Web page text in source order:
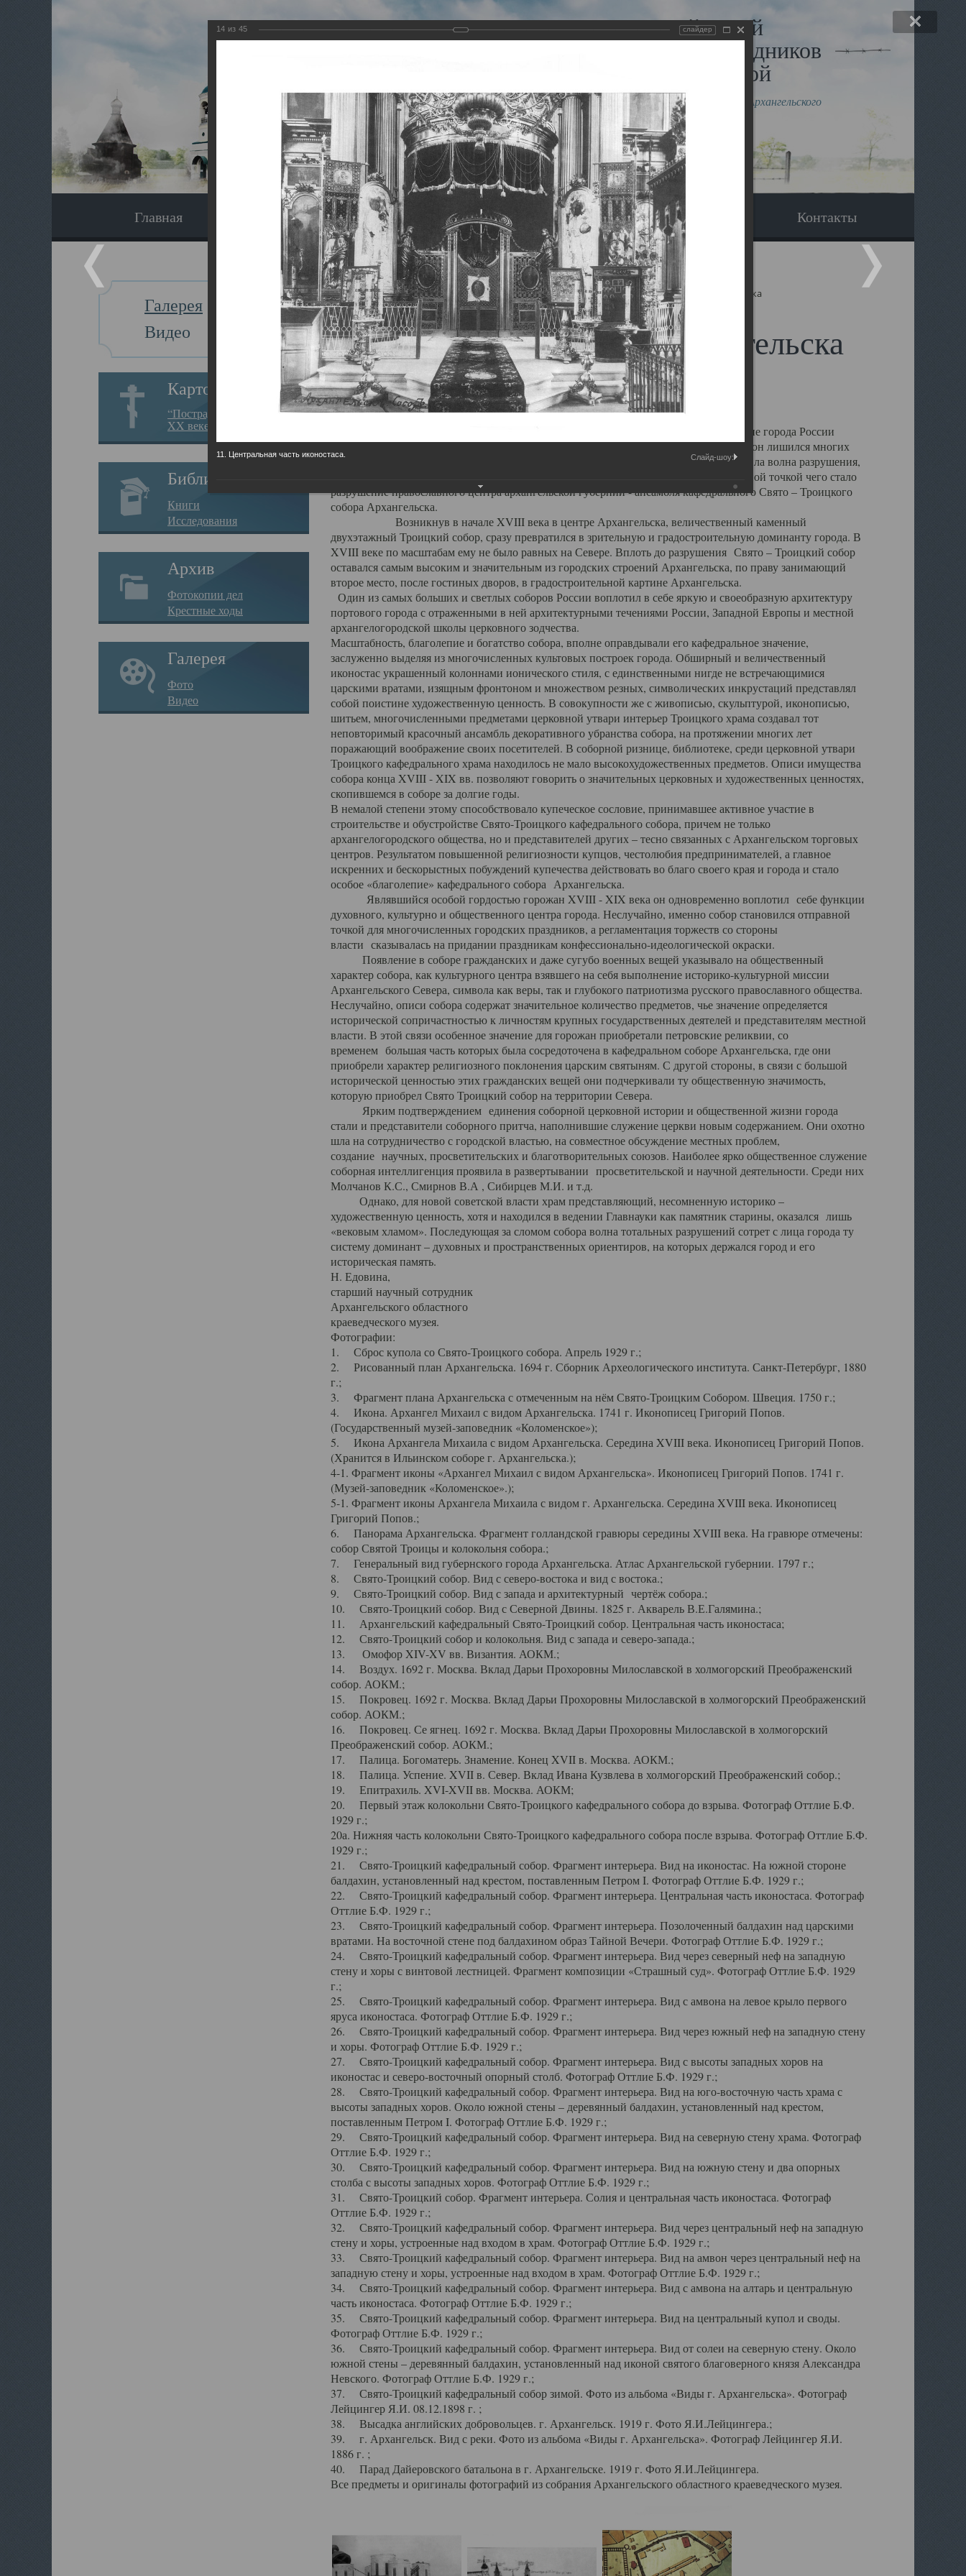
Виртуальный музей
Новомучеников и исповедников
Земли Архангельской
Сайт создан по благословлению митрополита Архангельского
и Холмогорского Даниила
Главная Экскурсия Наследники Галерея Вопрос-ответ Контакты
Галерея
Видео
Картотека
“Пострадавшие за веру в
XX веке на Севере”
Библиотека
Книги
Исследования
Архив
Фотокопии дел
Крестные ходы
Галерея
Фото
Видео
Главная Галерея Храмы-мученики Архангельска Свято-Троицкий собор Архангельска
Свято-Троицкий собор Архангельска
Свято-Троицкий собор Архангельска
23.12.2015
Сегодня мы можем говорить, что Архангельск в большей мере, чем другие губернские города России
пострадал от целенаправленных систематических разрушений, в результате которых он лишился многих
выдающихся памятников архитектуры. Больше всего по старому Архангельску ударила волна разрушения,
вызванная борьбой с религией, набравшая особую силу в конце 20 –х годов. Отправной точкой чего стало
разрушение православного центра архангельской губернии - ансамбля кафедрального Свято – Троицкого
собора Архангельска.
Возникнув в начале XVIII века в центре Архангельска, величественный каменный
двухэтажный Троицкий собор, сразу превратился в зрительную и градостроительную доминанту города. В
XVIII веке по масштабам ему не было равных на Севере. Вплоть до разрушения Свято – Троицкий собор
оставался самым высоким и значительным из городских строений Архангельска, по праву занимающий
второе место, после гостиных дворов, в градостроительной картине Архангельска.
Один из самых больших и светлых соборов России воплотил в себе яркую и своеобразную архитектуру
портового города с отраженными в ней архитектурными течениями России, Западной Европы и местной
архангелогородской школы церковного зодчества.
Масштабность, благолепие и богатство собора, вполне оправдывали его кафедральное значение,
заслуженно выделяя из многочисленных культовых построек города. Обширный и величественный
иконостас украшенный колоннами ионического стиля, с единственными нигде не встречающимися
царскими вратами, изящным фронтоном и множеством резных, символических инкрустаций представлял
собой поистине художественную ценность. В совокупности же с живописью, скульптурой, иконописью,
шитьем, многочисленными предметами церковной утвари интерьер Троицкого храма создавал тот
неповторимый красочный ансамбль декоративного убранства собора, на протяжении многих лет
поражающий воображение своих посетителей. В соборной ризнице, библиотеке, среди церковной утвари
Троицкого кафедрального храма находилось не мало высокохудожественных предметов. Описи имущества
собора конца XVIII - XIX вв. позволяют говорить о значительных церковных и художественных ценностях,
скопившемся в соборе за долгие годы.
В немалой степени этому способствовало купеческое сословие, принимавшее активное участие в
строительстве и обустройстве Свято-Троицкого кафедрального собора, причем не только
архангелогородского общества, но и представителей других – тесно связанных с Архангельском торговых
центров. Результатом повышенной религиозности купцов, честолюбия предпринимателей, а главное
искренних и бескорыстных побуждений купечества действовать во благо своего края и города и стало
особое «благолепие» кафедрального собора Архангельска.
Являвшийся особой гордостью горожан XVIII - XIX века он одновременно воплотил себе функции
духовного, культурно и общественного центра города. Неслучайно, именно собор становился отправной
точкой для многочисленных городских праздников, а регламентация торжеств со стороны
власти сказывалась на придании праздникам конфессионально-идеологической окраски.
Появление в соборе гражданских и даже сугубо военных вещей указывало на общественный
характер собора, как культурного центра взявшего на себя выполнение историко-культурной миссии
Архангельского Севера, символа как веры, так и глубокого патриотизма русского православного общества.
Неслучайно, описи собора содержат значительное количество предметов, чье значение определяется
исторической сопричастностью к личностям крупных государственных деятелей и представителям местной
власти. В этой связи особенное значение для горожан приобретали петровские реликвии, со
временем большая часть которых была сосредоточена в кафедральном соборе Архангельска, где они
приобрели характер религиозного поклонения царским святыням. С другой стороны, в связи с большой
исторической ценностью этих гражданских вещей они подчеркивали ту общественную значимость,
которую приобрел Свято Троицкий собор на территории Севера.
Ярким подтверждением единения соборной церковной истории и общественной жизни города
стали и представители соборного притча, наполнившие служение церкви новым содержанием. Они охотно
шла на сотрудничество с городской властью, на совместное обсуждение местных проблем,
создание научных, просветительских и благотворительных союзов. Наиболее ярко общественное служение
соборная интеллигенция проявила в развертывании просветительской и научной деятельности. Среди них
Молчанов К.С., Смирнов В.А , Сибирцев М.И. и т.д.
Однако, для новой советской власти храм представляющий, несомненную историко –
художественную ценность, хотя и находился в ведении Главнауки как памятник старины, оказался лишь
«вековым хламом». Последующая за сломом собора волна тотальных разрушений сотрет с лица города ту
систему доминант – духовных и пространственных ориентиров, на которых держался город и его
историческая память.
Н. Едовина,
старший научный сотрудник
Архангельского областного
краеведческого музея.
Фотографии:
1. Сброс купола со Свято-Троицкого собора. Апрель 1929 г.;
2. Рисованный план Архангельска. 1694 г. Сборник Археологического института. Санкт-Петербург, 1880
г.;
3. Фрагмент плана Архангельска с отмеченным на нём Свято-Троицким Собором. Швеция. 1750 г.;
4. Икона. Архангел Михаил с видом Архангельска. 1741 г. Иконописец Григорий Попов.
(Государственный музей-заповедник «Коломенское»);
5. Икона Архангела Михаила с видом Архангельска. Середина XVIII века. Иконописец Григорий Попов.
(Хранится в Ильинском соборе г. Архангельска.);
4-1. Фрагмент иконы «Архангел Михаил с видом Архангельска». Иконописец Григорий Попов. 1741 г.
(Музей-заповедник «Коломенское».);
5-1. Фрагмент иконы Архангела Михаила с видом г. Архангельска. Середина XVIII века. Иконописец
Григорий Попов.;
6. Панорама Архангельска. Фрагмент голландской гравюры середины XVIII века. На гравюре отмечены:
собор Святой Троицы и колокольня собора.;
7. Генеральный вид губернского города Архангельска. Атлас Архангельской губернии. 1797 г.;
8. Свято-Троицкий собор. Вид с северо-востока и вид с востока.;
9. Свято-Троицкий собор. Вид с запада и архитектурный чертёж собора.;
10. Свято-Троицкий собор. Вид с Северной Двины. 1825 г. Акварель В.Е.Галямина.;
11. Архангельский кафедральный Свято-Троицкий собор. Центральная часть иконостаса;
12. Свято-Троицкий собор и колокольня. Вид с запада и северо-запада.;
13. Омофор XIV-XV вв. Византия. АОКМ.;
14. Воздух. 1692 г. Москва. Вклад Дарьи Прохоровны Милославской в холмогорский Преображенский
собор. АОКМ.;
15. Покровец. 1692 г. Москва. Вклад Дарьи Прохоровны Милославской в холмогорский Преображенский
собор. АОКМ.;
16. Покровец. Се ягнец. 1692 г. Москва. Вклад Дарьи Прохоровны Милославской в холмогорский
Преображенский собор. АОКМ.;
17. Палица. Богоматерь. Знамение. Конец XVII в. Москва. АОКМ.;
18. Палица. Успение. XVII в. Север. Вклад Ивана Кузвлева в холмогорский Преображенский собор.;
19. Епитрахиль. XVI-XVII вв. Москва. АОКМ;
20. Первый этаж колокольни Свято-Троицкого кафедрального собора до взрыва. Фотограф Оттлие Б.Ф.
1929 г.;
20а. Нижняя часть колокольни Свято-Троицкого кафедрального собора после взрыва. Фотограф Оттлие Б.Ф.
1929 г.;
21. Свято-Троицкий кафедральный собор. Фрагмент интерьера. Вид на иконостас. На южной стороне
балдахин, установленный над крестом, поставленным Петром I. Фотограф Оттлие Б.Ф. 1929 г.;
22. Свято-Троицкий кафедральный собор. Фрагмент интерьера. Центральная часть иконостаса. Фотограф
Оттлие Б.Ф. 1929 г.;
23. Свято-Троицкий кафедральный собор. Фрагмент интерьера. Позолоченный балдахин над царскими
вратами. На восточной стене под балдахином образ Тайной Вечери. Фотограф Оттлие Б.Ф. 1929 г.;
24. Свято-Троицкий кафедральный собор. Фрагмент интерьера. Вид через северный неф на западную
стену и хоры с винтовой лестницей. Фрагмент композиции «Страшный суд». Фотограф Оттлие Б.Ф. 1929
г.;
25. Свято-Троицкий кафедральный собор. Фрагмент интерьера. Вид с амвона на левое крыло первого
яруса иконостаса. Фотограф Оттлие Б.Ф. 1929 г.;
26. Свято-Троицкий кафедральный собор. Фрагмент интерьера. Вид через южный неф на западную стену
и хоры. Фотограф Оттлие Б.Ф. 1929 г.;
27. Свято-Троицкий кафедральный собор. Фрагмент интерьера. Вид с высоты западных хоров на
иконостас и северо-восточный опорный столб. Фотограф Оттлие Б.Ф. 1929 г.;
28. Свято-Троицкий кафедральный собор. Фрагмент интерьера. Вид на юго-восточную часть храма с
высоты западных хоров. Около южной стены – деревянный балдахин, установленный над крестом,
поставленным Петром I. Фотограф Оттлие Б.Ф. 1929 г.;
29. Свято-Троицкий кафедральный собор. Фрагмент интерьера. Вид на северную стену храма. Фотограф
Оттлие Б.Ф. 1929 г.;
30. Свято-Троицкий кафедральный собор. Фрагмент интерьера. Вид на южную стену и два опорных
столба с высоты западных хоров. Фотограф Оттлие Б.Ф. 1929 г.;
31. Свято-Троицкий собор. Фрагмент интерьера. Солия и центральная часть иконостаса. Фотограф
Оттлие Б.Ф. 1929 г.;
32. Свято-Троицкий кафедральный собор. Фрагмент интерьера. Вид через центральный неф на западную
стену и хоры, устроенные над входом в храм. Фотограф Оттлие Б.Ф. 1929 г.;
33. Свято-Троицкий кафедральный собор. Фрагмент интерьера. Вид на амвон через центральный неф на
западную стену и хоры, устроенные над входом в храм. Фотограф Оттлие Б.Ф. 1929 г.;
34. Свято-Троицкий кафедральный собор. Фрагмент интерьера. Вид с амвона на алтарь и центральную
часть иконостаса. Фотограф Оттлие Б.Ф. 1929 г.;
35. Свято-Троицкий кафедральный собор. Фрагмент интерьера. Вид на центральный купол и своды.
Фотограф Оттлие Б.Ф. 1929 г.;
36. Свято-Троицкий кафедральный собор. Фрагмент интерьера. Вид от солеи на северную стену. Около
южной стены – деревянный балдахин, установленный над иконой святого благоверного князя Александра
Невского. Фотограф Оттлие Б.Ф. 1929 г.;
37. Свято-Троицкий кафедральный собор зимой. Фото из альбома «Виды г. Архангельска». Фотограф
Лейцингер Я.И. 08.12.1898 г. ;
38. Высадка английских добровольцев. г. Архангельск. 1919 г. Фото Я.И.Лейцингера.;
39. г. Архангельск. Вид с реки. Фото из альбома «Виды г. Архангельска». Фотограф Лейцингер Я.И.
1886 г. ;
40. Парад Дайеровского батальона в г. Архангельске. 1919 г. Фото Я.И.Лейцингера.
Все предметы и оригиналы фотографий из собрания Архангельского областного краеведческого музея.
14 из 45 слайдер
11. Центральная часть иконостаса. Слайд-шоу: